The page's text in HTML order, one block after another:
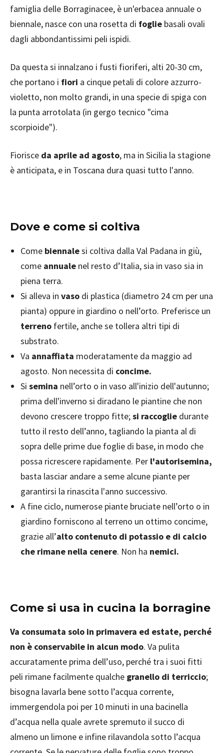
famiglia delle Borraginacee, è un'erbacea annuale o
biennale, nasce con una rosetta di foglie basali ovali
dagli abbondantissimi peli ispidi.
Da questa si innalzano i fusti fioriferi, alti 20-30 cm,
che portano i fiori a cinque petali di colore azzurro-
violetto, non molto grandi, in una specie di spiga con
la punta arrotolata (in gergo tecnico "cima
scorpioide").
Fiorisce da aprile ad agosto, ma in Sicilia la stagione
è anticipata, e in Toscana dura quasi tutto l'anno.
Dove e come si coltiva
Come biennalesi coltiva dalla Val Padana in giù,
come annuale nel resto d’Italia, sia in vaso sia in
piena terra.
Si alleva in vaso di plastica (diametro 24 cm per una
pianta) oppure in giardino o nell’orto. Preferisce un
terreno fertile, anche se tollera altri tipi di
substrato.
Va annaffiata moderatamente da maggio ad
agosto. Non necessita di concime.
Si semina nell’orto o in vaso all'inizio dell'autunno;
prima dell'inverno si diradano le piantine che non
devono crescere troppo fitte;si raccoglie durante
tutto il resto dell’anno, tagliando la pianta al di
sopra delle prime due foglie di base, in modo che
possa ricrescere rapidamente. Per l'autorisemina,
basta lasciar andare a seme alcune piante per
garantirsi la rinascita l'anno successivo.
A fine ciclo, numerose piante bruciate nell’orto o in
giardino forniscono al terreno un ottimo concime,
grazie all’alto contenuto di potassio e di calcio
che rimane nella cenere. Non ha nemici.
Come si usa in cucina la borragine
Va consumata solo in primavera ed estate, perché
non è conservabile in alcun modo. Va pulita
accuratamente prima dell’uso, perché tra i suoi fitti
peli rimane facilmente qualche granello di terriccio;
bisogna lavarla bene sotto l’acqua corrente,
immergendola poi per 10 minuti in una bacinella
d’acqua nella quale avrete spremuto il succo di
almeno un limone e infine rilavandola sotto l’acqua